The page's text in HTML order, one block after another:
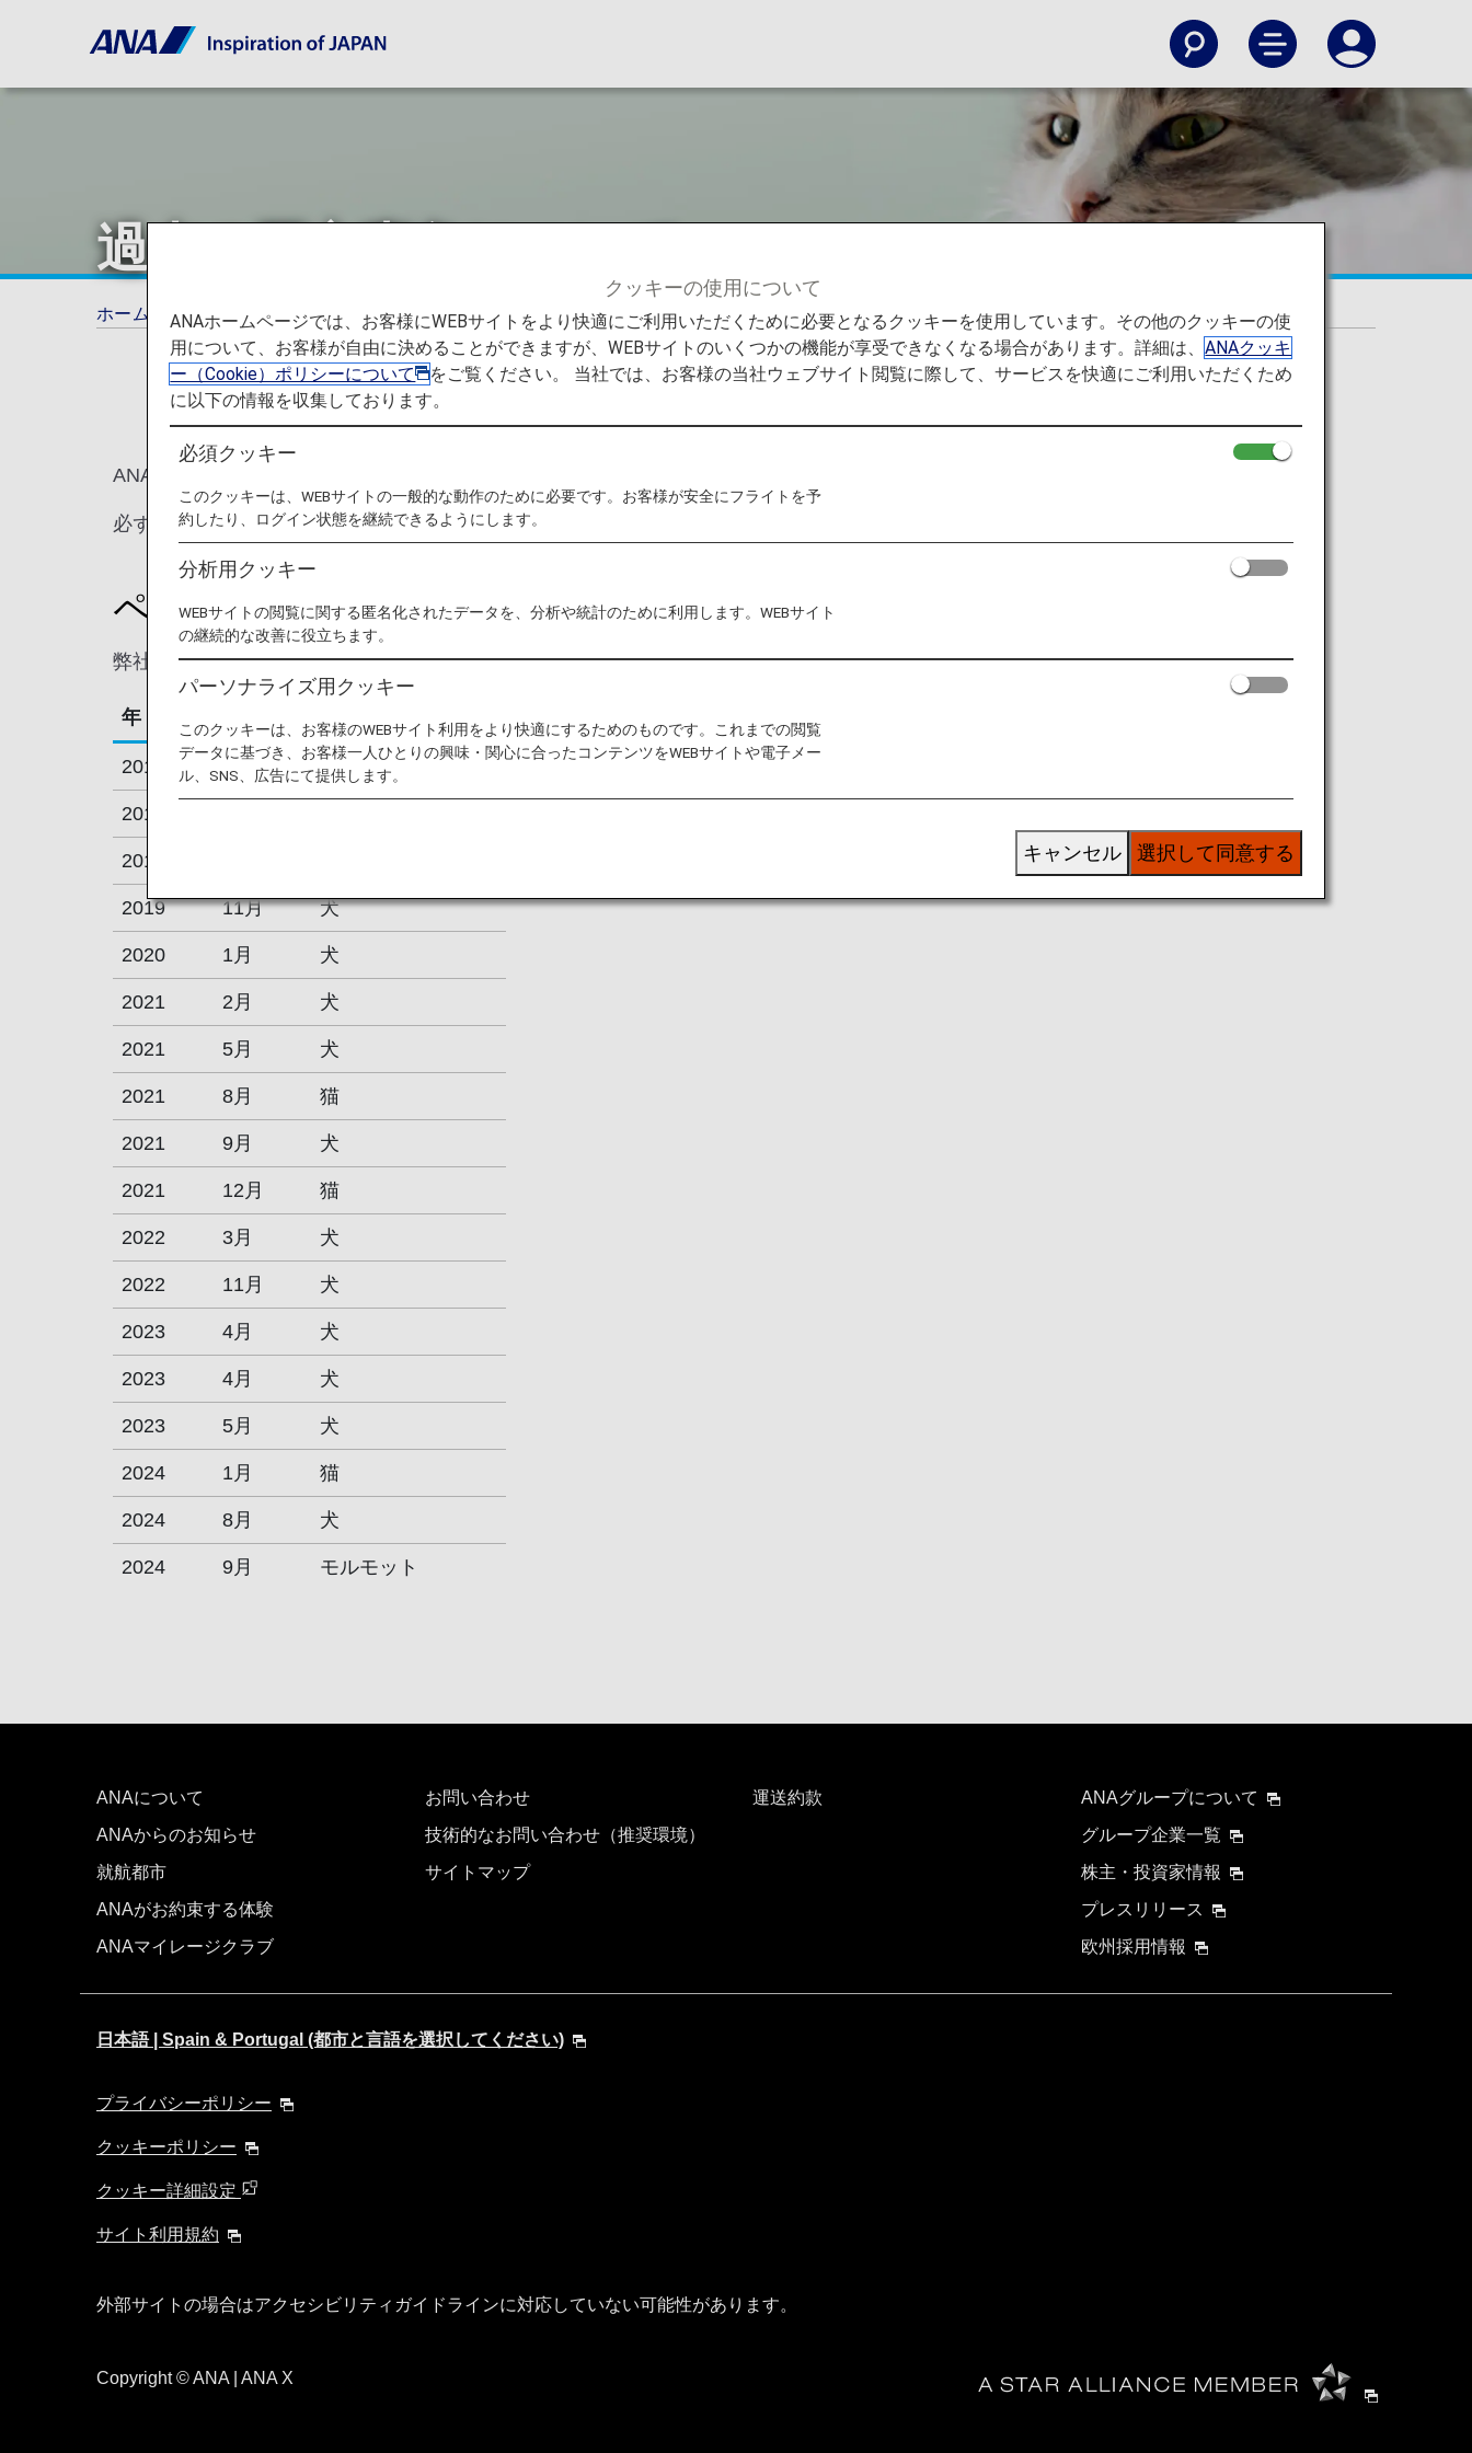
過去の死亡事象について
ホーム ご旅行の準備 ペットをお連れのお客様 過去の死亡事象について
ANAでは大切なペットが快適に過ごせるよう十分配慮いたしますが、航空便の輸送環境の影響により死傷することがあります。
必ず事前に注意事項等をご確認いただき、十分にご検討の上、ご利用ください。
ペットが死亡した事例、2015年以降
弊社での2015年以降に発生した死亡事象は以下の通りです。
年 動物の種類
2015 3月 犬
2016
2017
2019 11月 犬
2020 1月 犬
2021 2月 犬
2021 5月 犬
2021 8月 猫
2021 9月 犬
2021 12月 猫
2022 3月 犬
2022 11月 犬
2023 4月 犬
2023 4月 犬
2023 5月 犬
2024 1月 猫
2024 8月 犬
2024 9月 モルモット
ANAについて
ANAからのお知らせ
就航都市
ANAがお約束する体験
ANAマイレージクラブ
お問い合わせ
技術的なお問い合わせ（推奨環境）
サイトマップ
運送約款
ANAグループについて
グループ企業一覧
株主・投資家情報
プレスリリース
欧州採用情報
日本語 | Spain & Portugal (都市と言語を選択してください)
プライバシーポリシー
クッキーポリシー
クッキー詳細設定
サイト利用規約
外部サイトの場合はアクセシビリティガイドラインに対応していない可能性があります。
Copyright© ANA | ANA X
クッキーの使用について
ANAホームページでは、お客様にWEBサイトをより快適にご利用いただくために必要となるクッキーを使用しています。その他のクッキーの使
用について、お客様が自由に決めることができますが、WEBサイトのいくつかの機能が享受できなくなる場合があります。詳細は、ANAクッキ
ー（Cookie）ポリシーについて
をご覧ください。 当社では、お客様の当社ウェブサイト閲覧に際して、サービスを快適にご利用いただくため
に以下の情報を収集しております。
必須クッキー
このクッキーは、WEBサイトの一般的な動作のために必要です。お客様が安全にフライトを予
約したり、ログイン状態を継続できるようにします。
分析用クッキー
WEBサイトの閲覧に関する匿名化されたデータを、分析や統計のために利用します。WEBサイト
の継続的な改善に役立ちます。
パーソナライズ用クッキー
このクッキーは、お客様のWEBサイト利用をより快適にするためのものです。これまでの閲覧
データに基づき、お客様一人ひとりの興味・関心に合ったコンテンツをWEBサイトや電子メー
ル、SNS、広告にて提供します。
選択して同意する
キャンセル